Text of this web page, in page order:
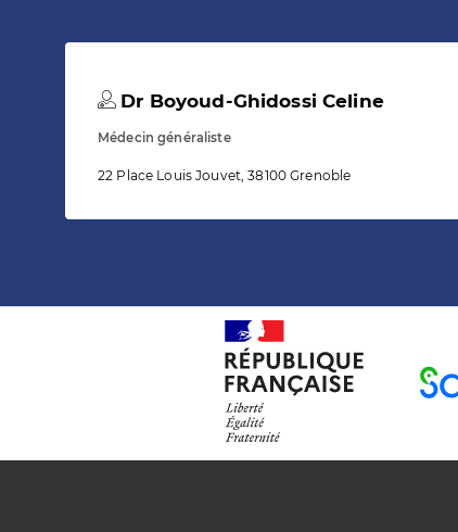
Dr Boyoud-Ghidossi Celine
Médecin généraliste
22 Place Louis Jouvet, 38100 Grenoble